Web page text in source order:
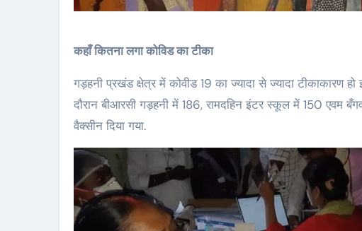
कहाँ कितना लगा कोविड का टीका
गड़हनी प्रखंड क्षेत्र में कोवीड 19 का ज्यादा से ज्यादा टीकाकारण
दौरान बीआरसी गड़हनी में 186, रामदहिन इंटर स्कूल में 150 एवम
वैक्सीन दिया गया.